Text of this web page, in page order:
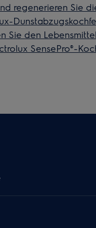
regenerieren Sie
Sie den
SensePro®-